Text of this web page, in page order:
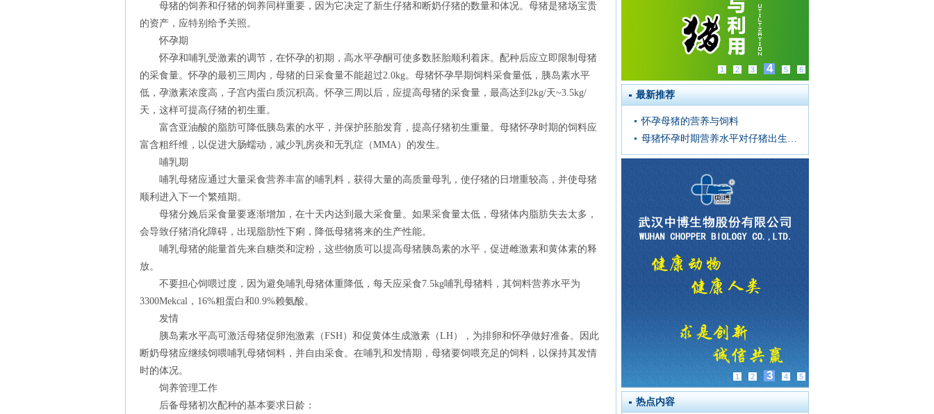
母猪的饲养和仔猪的饲养同样重要，因为它决定了新生仔猪和断奶仔猪的数量和体况。母猪是猪场宝贵
的资产，应特别给予关照。
怀孕期
怀孕和哺乳受激素的调节，在怀孕的初期，高水平孕酮可使多数胚胎顺利着床。配种后应立即限制母猪
的采食量。怀孕的最初三周内，母猪的日采食量不能超过2.0kg。母猪怀孕早期饲料采食量低，胰岛素水平
低，孕激素浓度高，子宫内蛋白质沉积高。怀孕三周以后，应提高母猪的采食量，最高达到2kg/天~3.5kg/
天，这样可提高仔猪的初生重。
富含亚油酸的脂肪可降低胰岛素的水平，并保护胚胎发育，提高仔猪初生重量。母猪怀孕时期的饲料应
富含粗纤维，以促进大肠蠕动，减少乳房炎和无乳症（MMA）的发生。
哺乳期
哺乳母猪应通过大量采食营养丰富的哺乳料，获得大量的高质量母乳，使仔猪的日增重较高，并使母猪
顺利进入下一个繁殖期。
母猪分娩后采食量要逐渐增加，在十天内达到最大采食量。如果采食量太低，母猪体内脂肪失去太多，
会导致仔猪消化障碍，出现脂肪性下痢，降低母猪将来的生产性能。
哺乳母猪的能量首先来自糖类和淀粉，这些物质可以提高母猪胰岛素的水平，促进雌激素和黄体素的释
放。
不要担心饲喂过度，因为避免哺乳母猪体重降低，每天应采食7.5kg哺乳母猪料，其饲料营养水平为
3300Mekcal，16%粗蛋白和0.9%赖氨酸。
发情
胰岛素水平高可激活母猪促卵泡激素（FSH）和促黄体生成激素（LH），为排卵和怀孕做好准备。因此
断奶母猪应继续饲喂哺乳母猪饲料，并自由采食。在哺乳和发情期，母猪要饲喂充足的饲料，以保持其发情
时的体况。
饲养管理工作
后备母猪初次配种的基本要求日龄：
1 2 3 4 5 6
最新推荐
怀孕母猪的营养与饲料
母猪怀孕时期营养水平对仔猪出生窝重的影响
1 2 3 4 5
热点内容